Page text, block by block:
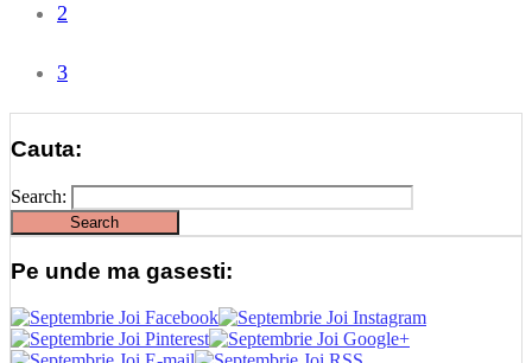
2
3
Cauta:
Search:
Pe unde ma gasesti: